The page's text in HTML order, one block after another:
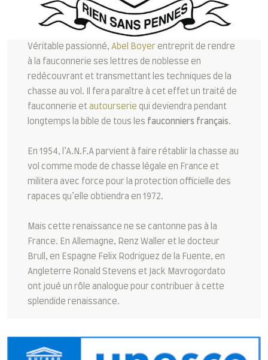
Véritable passionné, Abel Boyerentreprit de rendre
à la fauconnerie ses lettres de noblesse en
redécouvrant et transmettant les techniques de la
chasse au vol. Il fera paraître à cet effet un traité de
fauconnerie et autourserie qui deviendra pendant
longtemps la bible de tous les fauconniers français.
En 1954, l’A.N.F.A parvient à faire rétablir la chasse au
vol comme mode de chasse légale en France et
militera avec force pour la protection officielle des
rapaces qu’elle obtiendra en 1972.
Mais cette renaissance ne se cantonne pas à la
France. En Allemagne, Renz Waller et le docteur
Brull, en Espagne Felix Rodriguez de la Fuente, en
Angleterre Ronald Stevens et Jack Mavrogordato
ont joué un rôle analogue pour contribuer à cette
splendide renaissance.